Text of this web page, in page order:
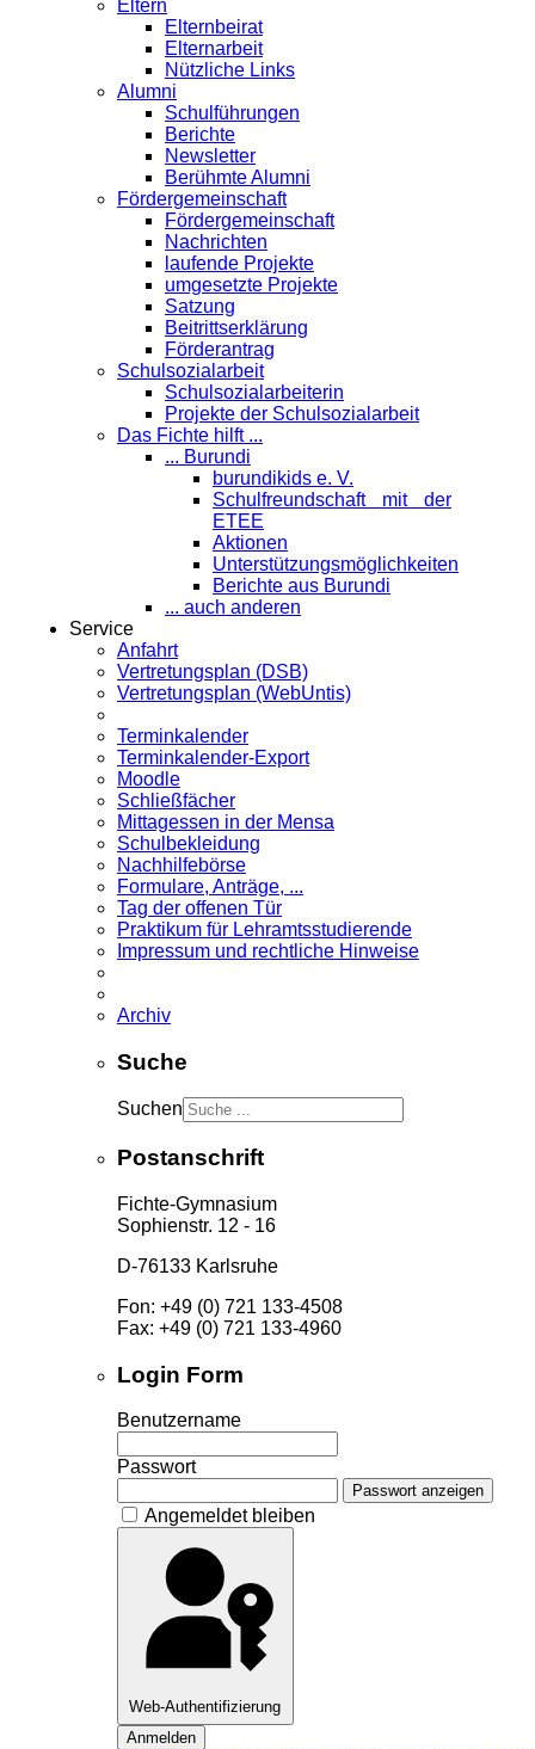
Eltern
Elternbeirat
Elternarbeit
Nützliche Links
Alumni
Schulführungen
Berichte
Newsletter
Berühmte Alumni
Förder­gemeinschaft
Fördergemeinschaft
Nachrichten
laufende Projekte
umgesetzte Projekte
Satzung
Beitrittserklärung
Förderantrag
Schul­sozialarbeit
Schulsozialarbeiterin
Projekte der Schulsozialarbeit
Das Fichte hilft ...
... Burundi
burundikids e. V.
Schulfreundschaft mit der
ETEE
Aktionen
Unterstützungsmöglichkeiten
Berichte aus Burundi
... auch anderen
Service
Anfahrt
Vertretungsplan (DSB)
Vertretungsplan (WebUntis)
Terminkalender
Terminkalender-Export
Moodle
Schließfächer
Mittagessen in der Mensa
Schulbekleidung
Nachhilfebörse
Formulare, Anträge, ...
Tag der offenen Tür
Praktikum für Lehramts­studierende
Impressum und rechtliche Hinweise
Archiv
Suche
Suchen
Postanschrift
Fichte-Gymnasium
Sophienstr. 12 - 16
D-76133 Karlsruhe
Fon: +49 (0) 721 133-4508
Fax: +49 (0) 721 133-4960
Login Form
Benutzername
Passwort
Passwort anzeigen
Angemeldet bleiben
Web-Authentifizierung
Anmelden